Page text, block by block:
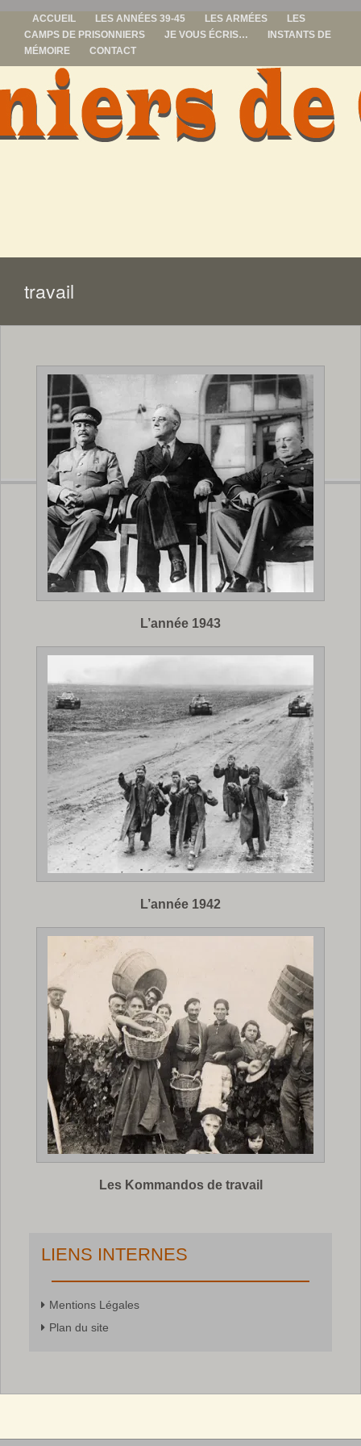
ACCUEIL LES ANNÉES 39-45 LES ARMÉES
LES
CAMPS DE PRISONNIERS
JE VOUS ÉCRIS…
INSTANTS DE
MÉMOIRE
CONTACT
prisonniers de
travail
L’année 1943
L’année 1942
Les Kommandos de travail
LIENS INTERNES
Mentions Légales
Plan du site